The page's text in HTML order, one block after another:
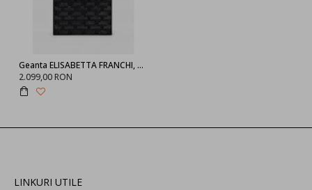
Geanta ELISABETTA FRANCHI, Bold Monogram small shopper Black
2.099,00 RON
LINKURI UTILE